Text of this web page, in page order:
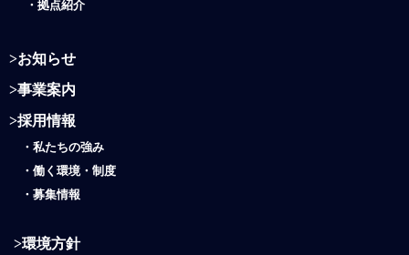
・ 拠点紹介
>お知らせ
>事業案内
>採用情報
・ 私たちの強み
・働く環境・制度
・ 募集情報
>環境方針